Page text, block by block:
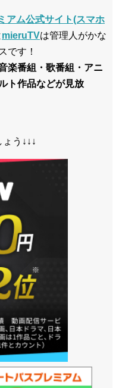
アム公式サイト(スマホ
mieruTVは管理人がかな
です！
楽番組・歌番組・アニ
ト作品などが見放
う↓↓↓